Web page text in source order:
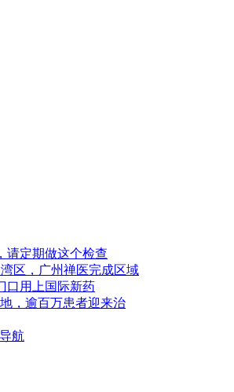
请定期做这个检查
区，广州禅医完成区域
口用上国际新药
，逾百万患者迎来治
航